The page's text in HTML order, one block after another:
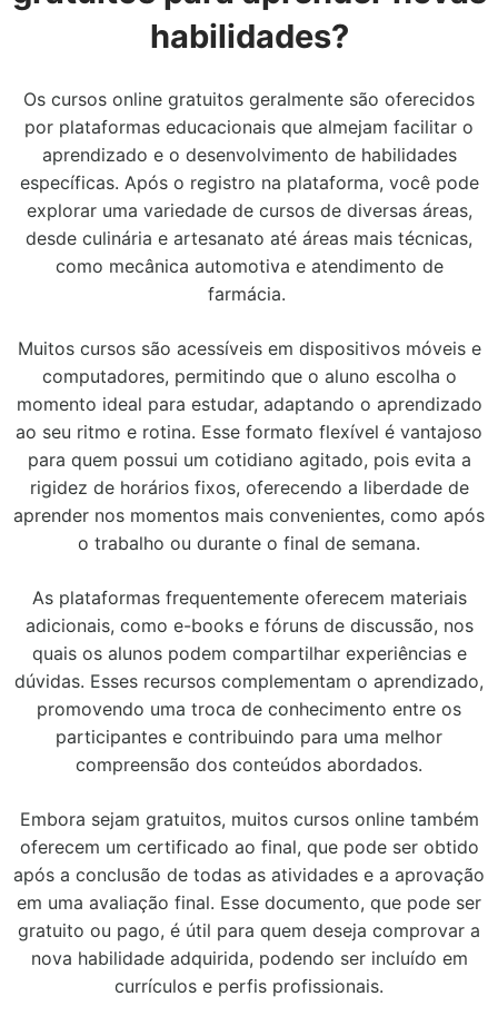
habilidades?
Os cursos online gratuitos geralmente são oferecidos
por plataformas educacionais que almejam facilitar o
aprendizado e o desenvolvimento de habilidades
específicas. Após o registro na plataforma, você pode
explorar uma variedade de cursos de diversas áreas,
desde culinária e artesanato até áreas mais técnicas,
como mecânica automotiva e atendimento de
farmácia.
Muitos cursos são acessíveis em dispositivos móveis e
computadores, permitindo que o aluno escolha o
momento ideal para estudar, adaptando o aprendizado
ao seu ritmo e rotina. Esse formato flexível é vantajoso
para quem possui um cotidiano agitado, pois evita a
rigidez de horários fixos, oferecendo a liberdade de
aprender nos momentos mais convenientes, como após
o trabalho ou durante o final de semana.
As plataformas frequentemente oferecem materiais
adicionais, como e-books e fóruns de discussão, nos
quais os alunos podem compartilhar experiências e
dúvidas. Esses recursos complementam o aprendizado,
promovendo uma troca de conhecimento entre os
participantes e contribuindo para uma melhor
compreensão dos conteúdos abordados.
Embora sejam gratuitos, muitos cursos online também
oferecem um certificado ao final, que pode ser obtido
após a conclusão de todas as atividades e a aprovação
em uma avaliação final. Esse documento, que pode ser
gratuito ou pago, é útil para quem deseja comprovar a
nova habilidade adquirida, podendo ser incluído em
currículos e perfis profissionais.